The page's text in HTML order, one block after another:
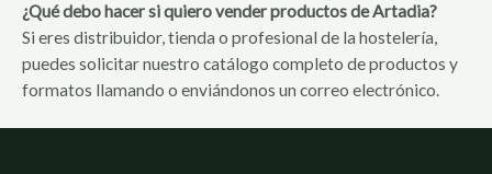
¿Qué debo hacer si quiero vender productos de Artadia?
Si eres distribuidor, tienda o profesional de la hostelería,
puedes solicitar nuestro catálogo completo de productos y
formatos llamando o enviándonos un correo electrónico.